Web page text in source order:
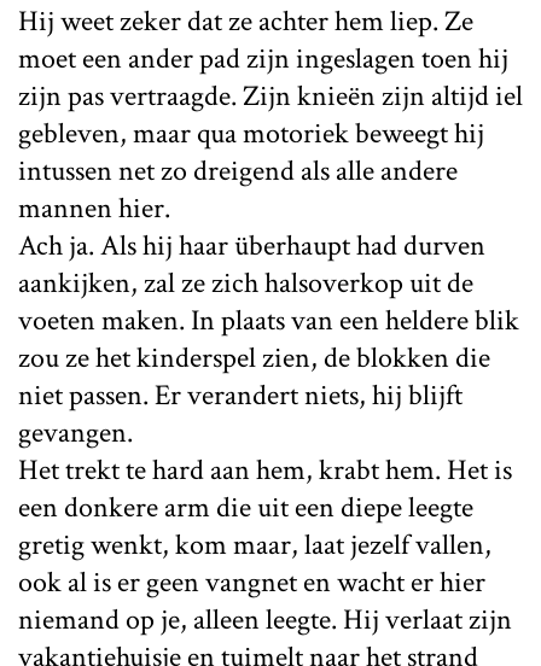
Hij weet zeker dat ze achter hem liep. Ze
moet een ander pad zijn ingeslagen toen hij
zijn pas vertraagde. Zijn knieën zijn altijd iel
gebleven, maar qua motoriek beweegt hij
intussen net zo dreigend als alle andere
mannen hier.
Ach ja. Als hij haar überhaupt had durven
aankijken, zal ze zich halsoverkop uit de
voeten maken. In plaats van een heldere blik
zou ze het kinderspel zien, de blokken die
niet passen. Er verandert niets, hij blijft
gevangen.
Het trekt te hard aan hem, krabt hem. Het is
een donkere arm die uit een diepe leegte
gretig wenkt, kom maar, laat jezelf vallen,
ook al is er geen vangnet en wacht er hier
niemand op je, alleen leegte. Hij verlaat zijn
vakantiehuisje en tuimelt naar het strand